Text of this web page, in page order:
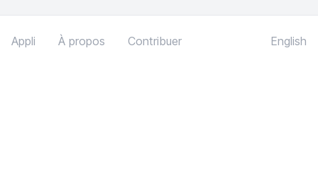
Appli À propos Contribuer English